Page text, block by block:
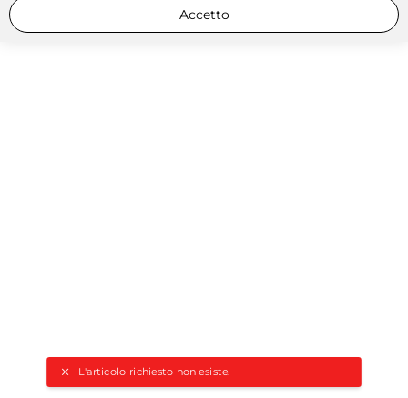
L'articolo richiesto non esiste.
Accetto